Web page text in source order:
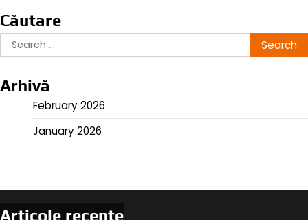
Căutare
Search
for:
Arhivă
February 2026
January 2026
Articole recente